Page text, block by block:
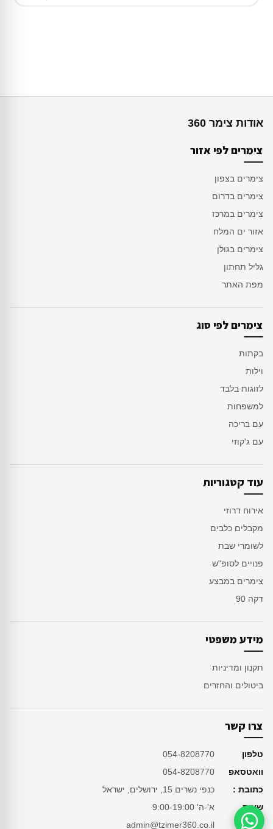
אודות צימר 360
צימרים לפי אזור
צימרים בצפון
צימרים בדרום
צימרים במרכז
אזור ים המלח
צימרים בגולן
גליל תחתון
מפת האתר
צימרים לפי סוג
בקתות
וילות
לזוגות בלבד
למשפחות
עם בריכה
עם ג'קוזי
עוד קטגוריות
אירוח דרוזי
מקבלים כלבים
לשומרי שבת
פנויים לסופ"ש
צימרים במבצע
דקה 90
מידע משפטי
תקנון ומדיניות
ביטולים והחזרים
צרו קשר
טלפון
054-8208770
וואטסאפ
054-8208770
כתובת :
כנפי נשרים 15, ירושלים, ישראל
שעות
א'-ה' 9:00-19:00
מייל
admin@tzimer360.co.il